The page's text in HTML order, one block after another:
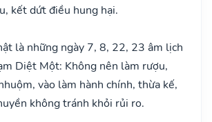
kết dứt điều hung hại.
là những ngày 7, 8, 22, 23 âm lịch
Diệt Một: Không nên làm rượu,
vào làm hành chính, thừa kế,
không tránh khỏi rủi ro.